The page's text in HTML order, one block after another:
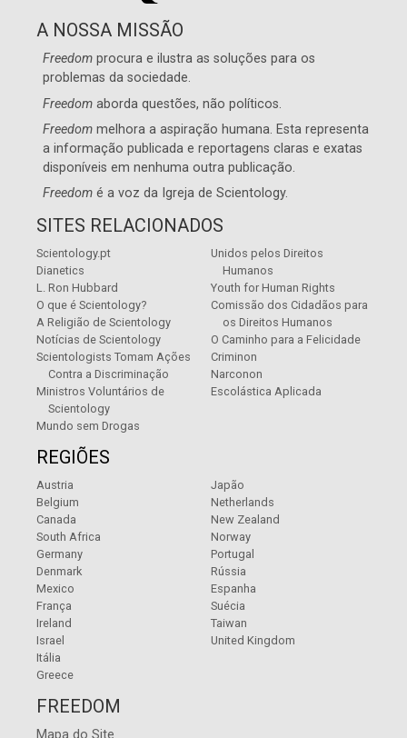
A NOSSA MISSÃO
Freedom procura e ilustra as soluções para os
problemas da sociedade.
Freedom aborda questões, não políticos.
Freedom melhora a aspiração humana. Esta representa
a informação publicada e reportagens claras e exatas
disponíveis em nenhuma outra publicação.
Freedom é a voz da Igreja de Scientology.
SITES RELACIONADOS
Scientology.pt
Dianetics
L. Ron Hubbard
O que é Scientology?
A Religião de Scientology
Notícias de Scientology
Scientologists Tomam Ações
Contra a Discriminação
Ministros Voluntários de
Scientology
Mundo sem Drogas
Unidos pelos Direitos
Humanos
Youth for Human Rights
Comissão dos Cidadãos para
os Direitos Humanos
O Caminho para a Felicidade
Criminon
Narconon
Escolástica Aplicada
REGIÕES
Austria
Belgium
Canada
South Africa
Germany
Denmark
Mexico
França
Ireland
Israel
Itália
Greece
Japão
Netherlands
New Zealand
Norway
Portugal
Rússia
Espanha
Suécia
Taiwan
United Kingdom
FREEDOM
Mapa do Site